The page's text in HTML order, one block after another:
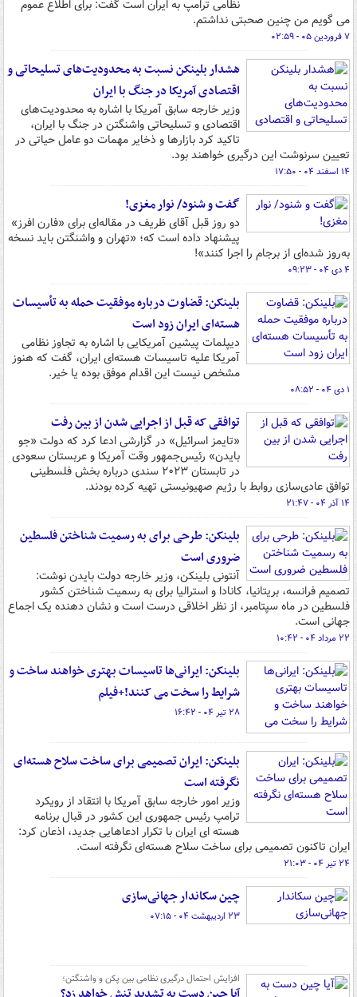
نظامی ترامپ به ایران است گفت: برای اطلاع عموم
می گویم من چنین صحبتی نداشتم.
۷ فروردین ۰۵ - ۰۲:۵۹
هشدار بلینکن نسبت به محدودیت‌های تسلیحاتی و
اقتصادی آمریکا در جنگ با ایران
وزیر خارجه سابق آمریکا با اشاره به محدودیت‌های
اقتصادی و تسلیحاتی واشنگتن در جنگ با ایران،
تاکید کرد بازارها و ذخایر مهمات دو عامل حیاتی در
تعیین سرنوشت این درگیری خواهند بود.
۱۴ اسفند ۰۴ - ۱۷:۵۰
گفت و شنود/ نوار مغزی!
دو روز قبل آقای ظریف در مقاله‌ای برای «فارن افرز»
پیشنهاد داده است که؛ «‌تهران و واشنگتن باید نسخه
به‌روز شده‌ای از برجام را اجرا کنند»!
۴ دی ۰۴ - ۰۹:۲۳
بلینکن: قضاوت درباره موفقیت حمله به تأسیسات
هسته‌ای ایران زود است
دیپلمات پیشین آمریکایی با اشاره به تجاوز نظامی
آمریکا علیه تاسیسات هسته‌ای ایران، گفت که هنوز
مشخص نیست این اقدام موفق بوده یا خیر.
۱ دی ۰۴ - ۰۸:۵۲
توافقی که قبل از اجرایی شدن از بین رفت
«تایمز اسرائیل» در گزارشی ادعا کرد که دولت «جو
بایدن» رئیس‌جمهور وقت آمریکا و عربستان سعودی
در تابستان ۲۰۲۳ سندی درباره بخش فلسطینی
توافق عادی‌سازی روابط با رژیم صهیونیستی تهیه کرده بودند.
۱۴ آذر ۰۴ - ۲۱:۴۷
بلینکن: طرحی برای به رسمیت شناختن فلسطین
ضروری است
آنتونی بلینکن، وزیر خارجه دولت بایدن نوشت:
تصمیم فرانسه، بریتانیا، کانادا و استرالیا برای به رسمیت شناختن کشور
فلسطین در ماه سپتامبر، از نظر اخلاقی درست است و نشان دهنده یک اجماع
جهانی است.
۲۲ مرداد ۰۴ - ۱۰:۴۲
بلینکن: ایرانی‌ها تاسیسات بهتری خواهند ساخت و
شرایط را سخت می کنند!+فیلم
۲۸ تیر ۰۴ - ۱۶:۴۲
بلینکن: ایران تصمیمی برای ساخت سلاح هسته‌ای
نگرفته است
وزیر امور خارجه سابق آمریکا با انتقاد از رویکرد
ترامپ رئیس جمهوری این کشور در قبال برنامه
هسته ای ایران با تکرار ادعاهایی جدید، اذعان کرد:
ایران تاکنون تصمیمی برای ساخت سلاح هسته‌ای نگرفته است.
۲۴ تیر ۰۴ - ۲۱:۰۳
چین سکاندار جهانی‌سازی
۲۳ اردیبهشت ۰۴ - ۰۷:۱۵
افزایش احتمال درگیری نظامی بین پکن و واشنگتن؛